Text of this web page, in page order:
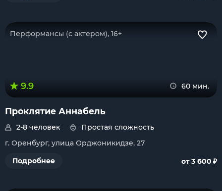
Перформансы (с актером), 16+
9.9 60 мин.
Проклятие Аннабель
2-8 человек
Простая сложность
г. Оренбург, улица Орджоникидзе, 27
Подробнее
от 3 600 ₽